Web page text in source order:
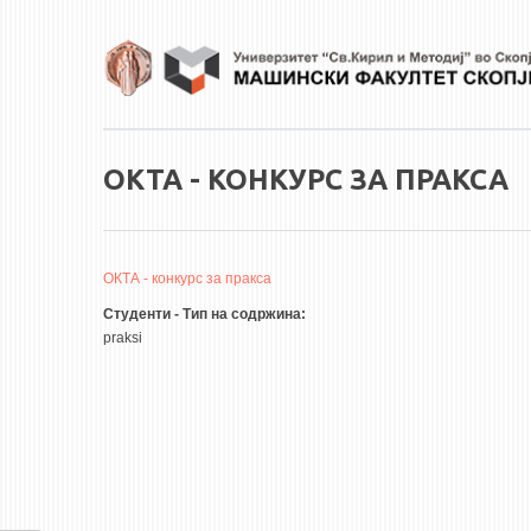
ОКТА - КОНКУРС ЗА ПРАКСА
ОКТА - конкурс за пракса
Студенти - Тип на содржина:
praksi